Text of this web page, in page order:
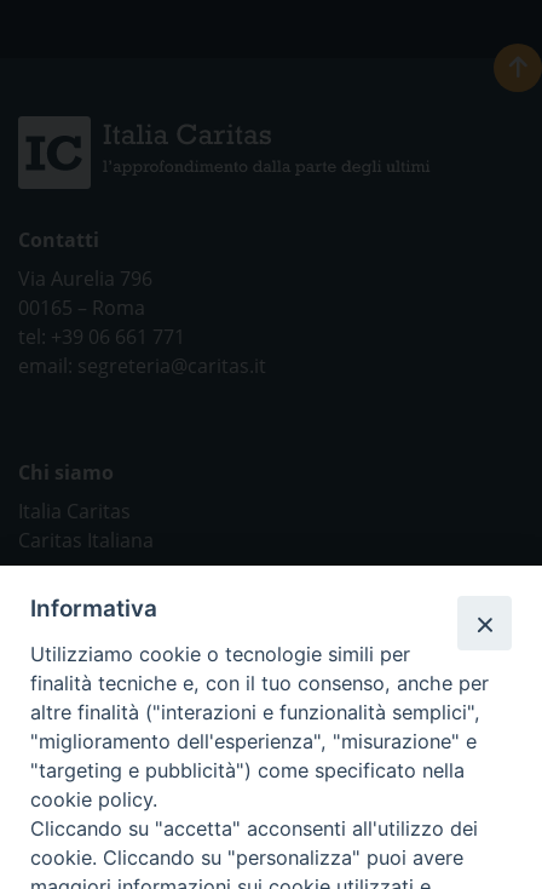
Contatti
Via Aurelia 796
00165 – Roma
tel: +39 06 661 771
email: segreteria@caritas.it
Chi siamo
Italia Caritas
Caritas Italiana
Caritas Internationalis
TV 2000
Inblu 2000
Avvenire
Sir
Scarp de’ Tenis
Informativa
Utilizziamo cookie o tecnologie simili per
finalità tecniche e, con il tuo consenso, anche per
altre finalità ("interazioni e funzionalità semplici",
"miglioramento dell'esperienza", "misurazione" e
"targeting e pubblicità") come specificato nella
cookie policy.
Cliccando su "accetta" acconsenti all'utilizzo dei
cookie. Cliccando su "personalizza" puoi avere